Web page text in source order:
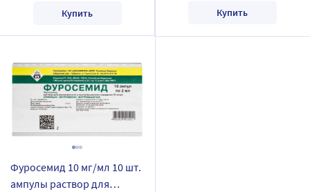
Купить Купить
Фуросемид 10 мг/мл 10 шт.
ампулы раствор для